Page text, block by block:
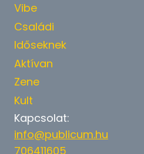
Vibe
Családi
Időseknek
Aktívan
Zene
Kult
Kapcsolat:
info@publicum.hu
706411605